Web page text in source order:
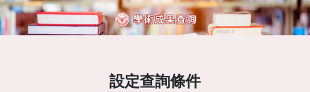
設定查詢條件